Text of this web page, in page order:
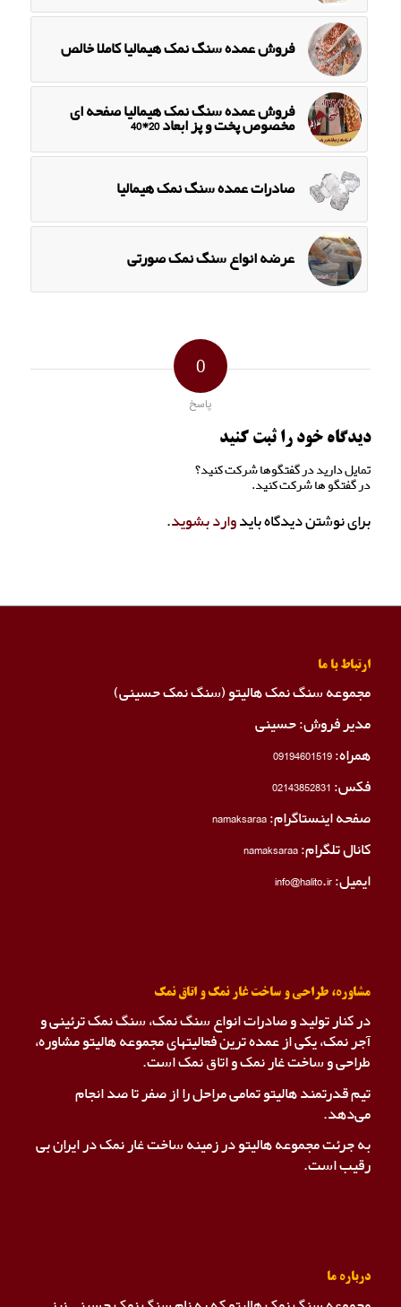
فروش عمده سنگ نمک هیمالیا کاملا خالص
فروش عمده سنگ نمک هیمالیا صفحه ای
مخصوص پخت و پز ابعاد 20*40
صادرات عمده سنگ نمک هیمالیا
عرضه انواع سنگ نمک صورتی
0
پاسخ
دیدگاه خود را ثبت کنید
تمایل دارید در گفتگوها شرکت کنید؟
در گفتگو ها شرکت کنید.
برای نوشتن دیدگاه بایدوارد بشوید.
ارتباط با ما
مجموعه سنگ نمک هالیتو (سنگ نمک حسینی)
مدیر فروش: حسینی
همراه:09194601519
فکس:02143852831
صفحه اینستاگرام:namaksaraa
کانال تلگرام:namaksaraa
ایمیل: info@halito.ir
مشاوره، طراحی و ساخت غار نمک و اتاق نمک
در کنار تولید و صادرات انواع سنگ نمک، سنگ نمک ترئینی و
آجر نمک، یکی از عمده ترین فعالیتهای مجموعه هالیتو مشاوره،
طراحی و ساخت غار نمک و اتاق نمک است.
تیم قدرتمند هالیتو تمامی مراحل را از صفر تا صد انجام
می‌دهد.
به جرئت مجموعه هالیتو در زمینه ساخت غار نمک در ایران بی
رقیب است.
درباره ما